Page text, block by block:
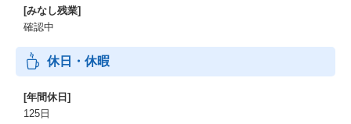
[みなし残業]
確認中
休日・休暇
[年間休日]
125日